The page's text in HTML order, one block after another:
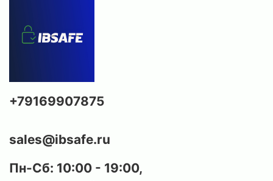
+79169907875
sales@ibsafe.ru
Пн-Сб: 10:00 - 19:00,